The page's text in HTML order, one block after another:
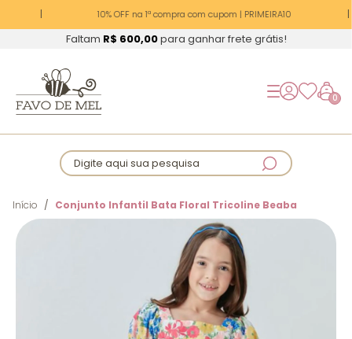
10% OFF na 1ª compra com cupom | PRIMEIRA10
Faltam R$ 600,00para ganhar frete grátis!
0
Digite aqui sua pesquisa
Início Conjunto Infantil Bata Floral Tricoline Beaba